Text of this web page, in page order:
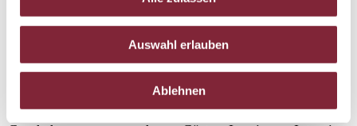
Auswahl erlauben
Ablehnen
Volksblatt unterwegs, auch als Fotoreporter schrieb ganze
Berichte. Sein Studio hatte er in der Beethovenstraße.
„Schneller als die Polizei zu sein“ verstand Harrer nicht
bildlich, sondern wörtlich. Tatsächlich war er meist
ging, Brände, Unfälle oder Tatorte auf Film zu bannen.
Und nicht immer waren Fotografen am Ort des